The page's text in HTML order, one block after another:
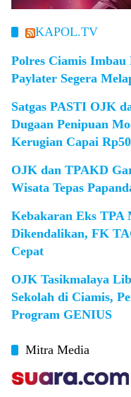
KAPOL.TV
Polres Ciamis
Paylater Segera
Satgas PASTI OJK
Dugaan Penipuan
Kerugian Capai
OJK dan TPAKD
Wisata Tepas
Kebakaran Eks TPA
Dikendalikan, FK
Cepat
OJK Tasikmalaya
Sekolah di Ciamis,
Program GENIUS
Mitra Media